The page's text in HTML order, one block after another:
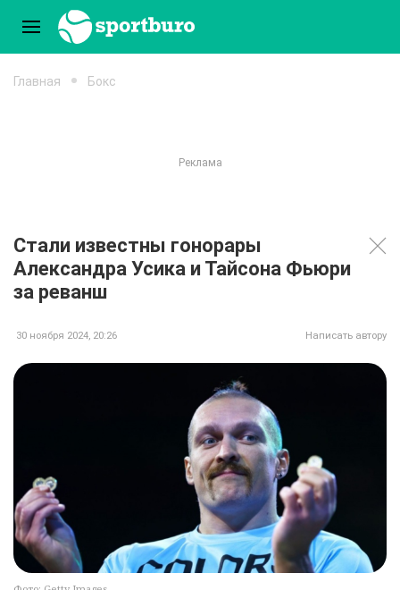
Главная Бокс
Стали известны гонорары
Александра Усика и Тайсона Фьюри
за реванш
30 ноября 2024, 20:26 Написать автору